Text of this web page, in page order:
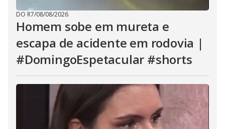
DO R7/08/08/2026
Homem sobe em mureta e
escapa de acidente em rodovia |
#DomingoEspetacular #shorts